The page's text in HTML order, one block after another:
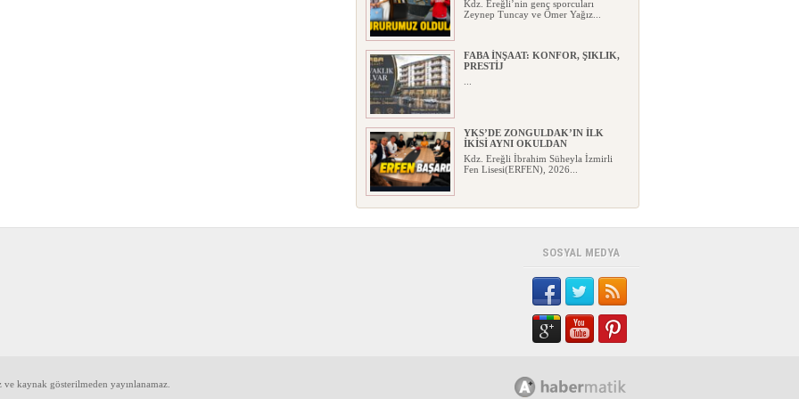
Kdz. Ereğli’nin genç sporcuları
Zeynep Tuncay ve Ömer Yağız...
FABA İNŞAAT: KONFOR, ŞIKLIK,
PRESTİJ
...
YKS’DE ZONGULDAK’IN İLK
İKİSİ AYNI OKULDAN
Kdz. Ereğli İbrahim Süheyla İzmirli
Fen Lisesi(ERFEN), 2026...
EREĞLİ YENİ PARTİ’DE İLK
ederek Yeni Parti’ye ka...
HAYAT 112 ACİL MOBİL
UYGULAMA İLE TEK TUŞLA
HAYAT 112 Acil Mobil İhbar
Uygulaması’nın yeni kamu spotu y...
MÜDÜRÜ ERCÜMENT ÜNAL
VEFAT ETTİ!
SOSYAL MEDYA
kaynak gösterilmeden yayınlanamaz.